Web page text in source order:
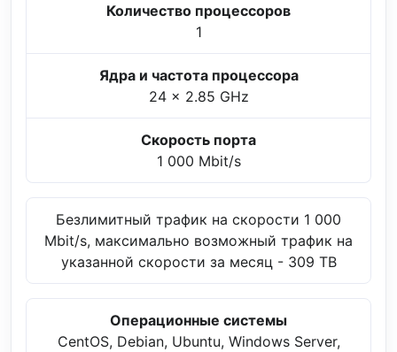
Количество процессоров
1
Ядра и частота процессора
24 x 2.85 GHz
Скорость порта
1 000 Mbit/s
Безлимитный трафик на скорости 1 000
Mbit/s, максимально возможный трафик на
указанной скорости за месяц - 309 TB
Операционные системы
CentOS, Debian, Ubuntu, Windows Server,